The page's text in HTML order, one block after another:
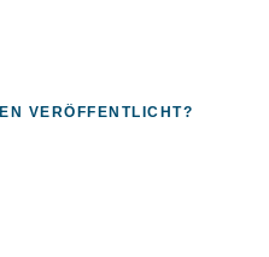
VERÖFFENTLICHT?